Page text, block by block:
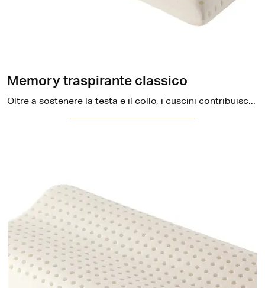
Memory traspirante classico
Oltre a sostenere la testa e il collo, i cuscini contribuiscono a dare l'ottimale sostegno alla colonna vertebrale, aiutando a mantenere la posizione ...